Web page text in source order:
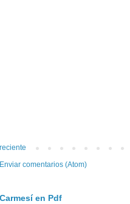
Enviar comentarios (Atom)
en Pdf